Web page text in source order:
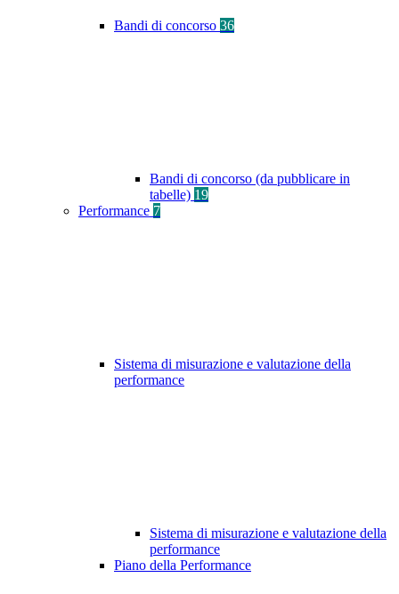
Bandi di concorso 36
Bandi di concorso (da pubblicare in
tabelle) 19
Performance 7
Sistema di misurazione e valutazione della
performance
Sistema di misurazione e valutazione della
performance
Piano della Performance